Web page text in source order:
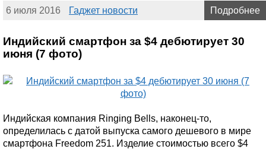
6 июля 2016 Гаджет новости Подробнее
Индийский смартфон за $4 дебютирует 30
июня (7 фото)
Индийская компания Ringing Bells, наконец-то,
определилась с датой выпуска самого дешевого в мире
смартфона Freedom 251. Изделие стоимостью всего $4